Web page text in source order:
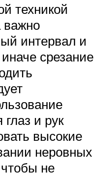
техникой
важно
интервал и
срезание
и рук
высокие
неровных
не